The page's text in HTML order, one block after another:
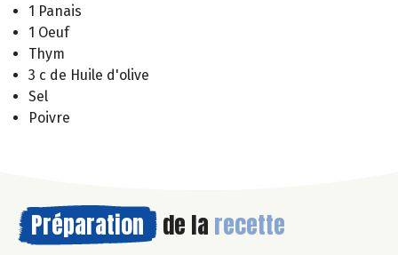
1 Panais
1 Oeuf
Thym
3 c de Huile d'olive
Sel
Poivre
Préparation de la recette